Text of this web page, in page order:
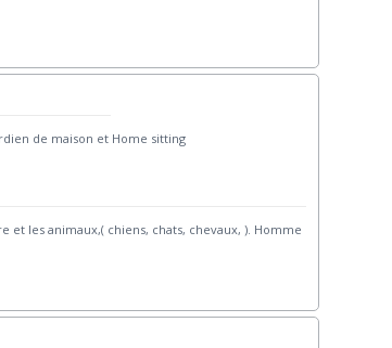
de maison et Home sitting
les animaux,( chiens, chats, chevaux, ). Homme